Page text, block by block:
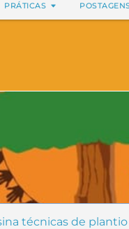
PRÁTICAS
técnicas de